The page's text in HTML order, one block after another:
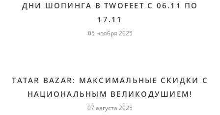
ДНИ ШОПИНГА В TWOFEET C 06.11 ПО
17.11
05 ноября 2025
TATAR BAZAR: МАКСИМАЛЬНЫЕ СКИДКИ С
НАЦИОНАЛЬНЫМ ВЕЛИКОДУШИЕМ!
07 августа 2025